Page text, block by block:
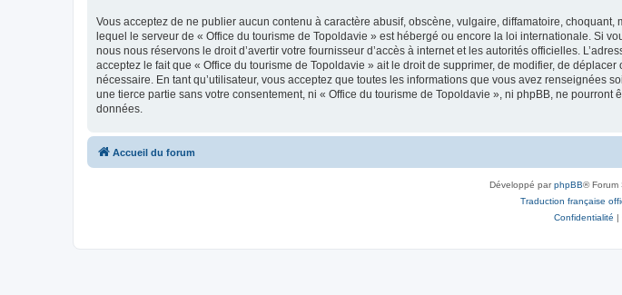
Vous acceptez de ne publier aucun contenu à caractère abusif, obscène, vulgaire, diffamatoire,
lequel le serveur de « Office du tourisme de Topoldavie » est hébergé ou encore la loi internationale. Si
nous nous réservons le droit d’avertir votre fournisseur d’accès à internet et les autorités officielles.
acceptez le fait que « Office du tourisme de Topoldavie » ait le droit de supprimer, de modifier, de
nécessaire. En tant qu’utilisateur, vous acceptez que toutes les informations que vous avez
une tierce partie sans votre consentement, ni « Office du tourisme de Topoldavie », ni phpBB, ne
données.
Accueil du forum
Développé parphpBB® Forum
Traduction française
Confidentialité |